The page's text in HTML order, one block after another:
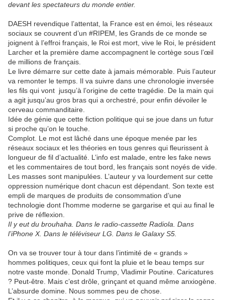
devant les spectateurs du monde entier.
DAESH revendique l’attentat, la France est en émoi, les réseaux
sociaux se couvrent d’un #RIPEM, les Grands de ce monde se
joignent à l’effroi français, le Roi est mort, vive le Roi, le président
Larcher et la première dame accompagnent le cortège sous l’œil
de millions de français.
Le livre démarre sur cette date à jamais mémorable. Puis l’auteur
va remonter le temps. Il va suivre dans une chronologie inversée
les fils qui vont jusqu’à l’origine de cette tragédie. De la main qui
a agit jusqu’au gros bras qui a orchestré, pour enfin dévoiler le
cerveau commanditaire.
Idée de génie que cette fiction politique qui se joue dans un futur
si proche qu’on le touche.
Complot. Le mot est lâché dans une époque menée par les
réseaux sociaux et les théories en tous genres qui fleurissent à
longueur de fil d’actualité. L’info est malade, entre les fake news
et les commentaires de tout bord, les français sont noyés de vide.
Les masses sont manipulées. L’auteur y va lourdement sur cette
oppression numérique dont chacun est dépendant. Son texte est
empli de marques de produits de consommation d’une
technologie dont l’homme moderne se gargarise et qui au final le
prive de réflexion.
Il y eut du brouhaha. Dans le radio-cassette Radiola. Dans
l’iPhone X. Dans le téléviseur LG. Dans le Galaxy S5.
On va se trouver tour à tour dans l’intimité de « grands »
hommes politiques, ceux qui font la pluie et le beau temps sur
notre vaste monde. Donald Trump, Vladimir Poutine. Caricatures
? Peut-être. Mais c’est drôle, grinçant et quand même anxiogène.
L’absurde domine. Nous sommes peu de chose.